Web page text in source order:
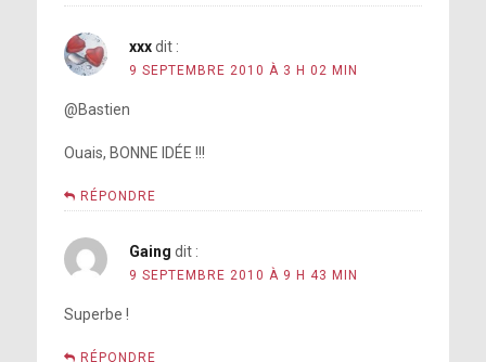
xxx dit :
9 SEPTEMBRE 2010 À 3 H 02 MIN
@Bastien
Ouais, BONNE IDÉE !!!
RÉPONDRE
Gaing dit :
9 SEPTEMBRE 2010 À 9 H 43 MIN
Superbe !
RÉPONDRE